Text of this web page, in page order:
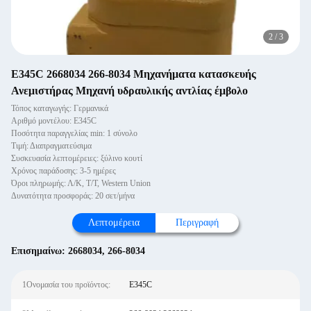
3 / 3
E345C 2668034 266-8034 Μηχανήματα κατασκευής
Ανεμιστήρας Μηχανή υδραυλικής αντλίας έμβολο
Τόπος καταγωγής: Γερμανικά
Αριθμό μοντέλου: E345C
Ποσότητα παραγγελίας min: 1 σύνολο
Τιμή: Διαπραγματεύσιμα
Συσκευασία λεπτομέρειες: ξύλινο κουτί
Χρόνος παράδοσης: 3-5 ημέρες
Όροι πληρωμής: Λ/Κ, Τ/Τ, Western Union
Δυνατότητα προσφοράς: 20 σετ/μήνα
Λεπτομέρεια Περιγραφή
Επισημαίνω: 2668034, 266-8034
1Ονομασία του προϊόντος: E345C